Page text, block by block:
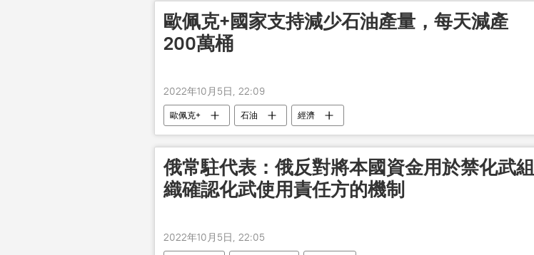
歐佩克+國家支持減少石油產量，每天減產
200萬桶
2022年10月5日, 22:09
歐佩克+ 石油 經濟
俄常駐代表：俄反對將本國資金用於禁化武組
織確認化武使用責任方的機制
2022年10月5日, 22:05